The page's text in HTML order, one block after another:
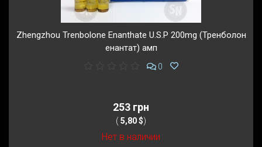
Zhengzhou Trenbolone Enanthate U.S.P 200mg (Тренболон
енантат) амп
0
253 грн
( 5,80 $)
Нет в наличии